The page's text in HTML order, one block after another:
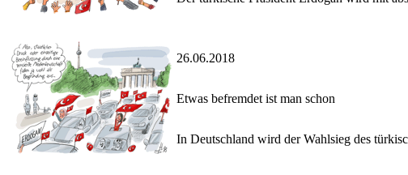
26.06.2018
Etwas befremdet ist man schon
In Deutschland wird der Wahlsieg des